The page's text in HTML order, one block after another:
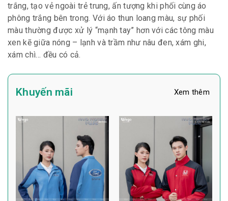
trắng, tạo vẻ ngoài trẻ trung, ấn tượng khi phối cùng áo
phông trắng bên trong. Với áo thun loang màu, sự phối
màu thường được xử lý “mạnh tay” hơn với các tông màu
xen kẽ giữa nóng – lạnh và trầm như nâu đen, xám ghi,
xám chì… đều có cả.
Khuyến mãi Xem thêm